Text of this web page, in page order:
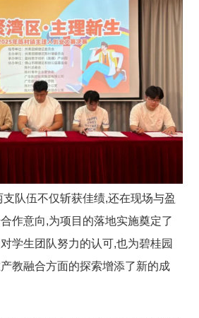
队伍不仅斩获佳绩,还在现场与盈
作意向,为项目的落地实施奠定了
学生团队努力的认可,也为碧桂园
教融合方面的探索增添了新的成